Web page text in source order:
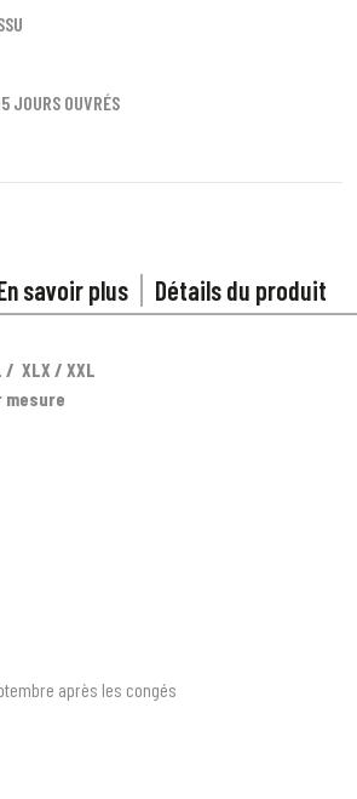
JOURS OUVRÉS
savoir plus Détails du produit
/ XLX / XXL
mesure
après les congés